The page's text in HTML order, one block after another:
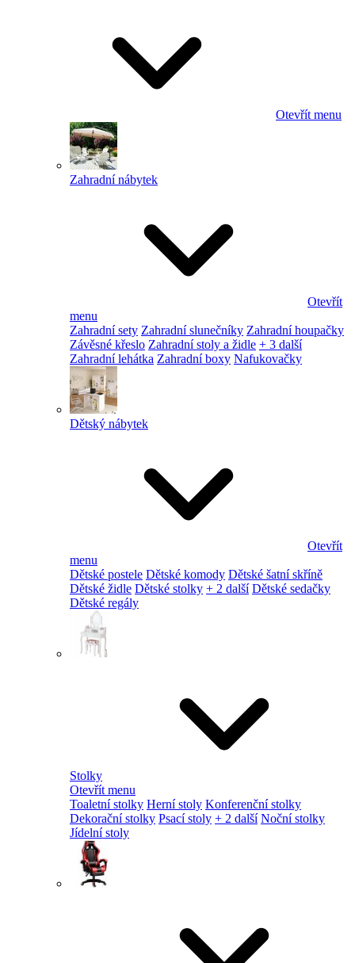
Otevřít menu
Zahradní nábytek
Otevřít
menu
Zahradní sety Zahradní slunečníky Zahradní houpačky
Závěsné křeslo Zahradní stoly a židle + 3 další
Zahradní lehátka Zahradní boxy Nafukovačky
Dětský nábytek
Otevřít
menu
Dětské postele Dětské komody Dětské šatní skříně
Dětské židle Dětské stolky + 2 další Dětské sedačky
Dětské regály
Stolky
Otevřít menu
Toaletní stolky Herní stoly Konferenční stolky
Dekorační stolky Psací stoly + 2 další Noční stolky
Jídelní stoly